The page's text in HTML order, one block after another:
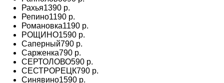
Рахья1390 р.
Репино1190 р.
Романовка1190 р.
РОЩИНО1590 р.
Саперный790 р.
Сарженка790 р.
СЕРТОЛОВО590 р.
СЕСТРОРЕЦК790 р.
Синявино1590 р.